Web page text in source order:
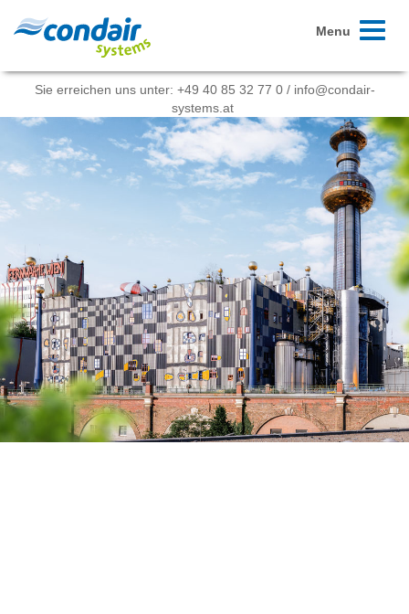
Toggle
Menu
Sie erreichen uns unter: +49 40 85 32 77 0/ info@condair-
systems.at